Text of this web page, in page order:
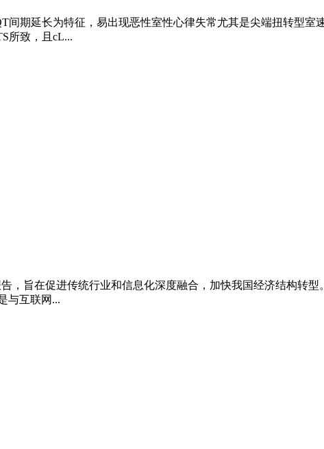
间期延长为特征，易出现恶性室性心律失常尤其是尖端扭转型室
所致，且cL...
，旨在促进传统行业和信息化深度融合，加快我国经济结构转
与互联网...